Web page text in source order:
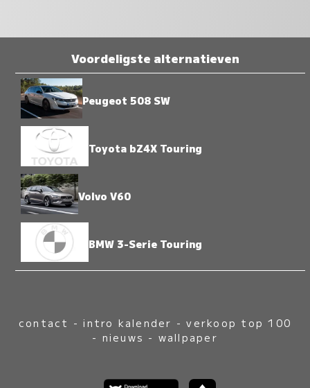
Voordeligste alternatieven
Peugeot 508 SW
Toyota bZ4X Touring
Volvo V60
BMW 3-Serie Touring
contact -intro kalender -verkoop top 100
- nieuws - wallpaper